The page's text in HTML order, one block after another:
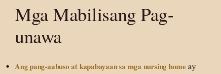
Mga Mabilisang Pag-
unawa
Ang pang-aabuso at kapabayaan sa mga nursing home ay